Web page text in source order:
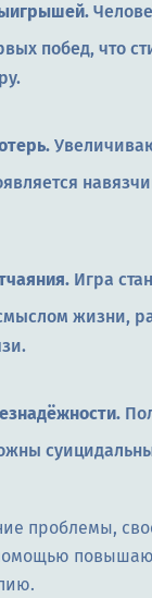
побед, что
Игра
жизни,
проблемы,